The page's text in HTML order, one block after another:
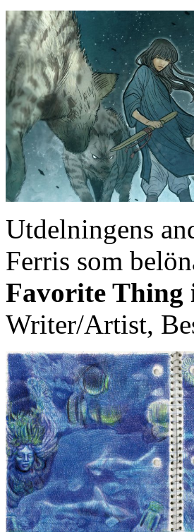
Utdelningens
Ferris som
Favorite Thing
Writer/Artist,